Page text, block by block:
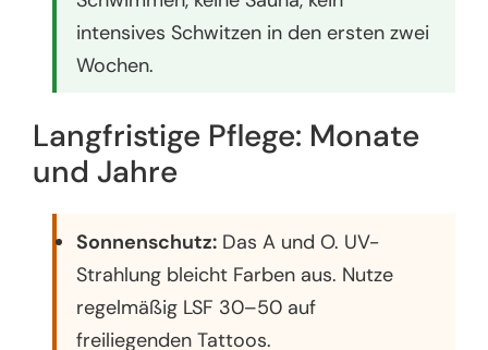
intensives Schwitzen in den ersten zwei
Wochen.
Langfristige Pflege: Monate
und Jahre
Sonnenschutz: Das A und O. UV-
Strahlung bleicht Farben aus. Nutze
regelmäßig LSF 30–50 auf
freiliegenden Tattoos.